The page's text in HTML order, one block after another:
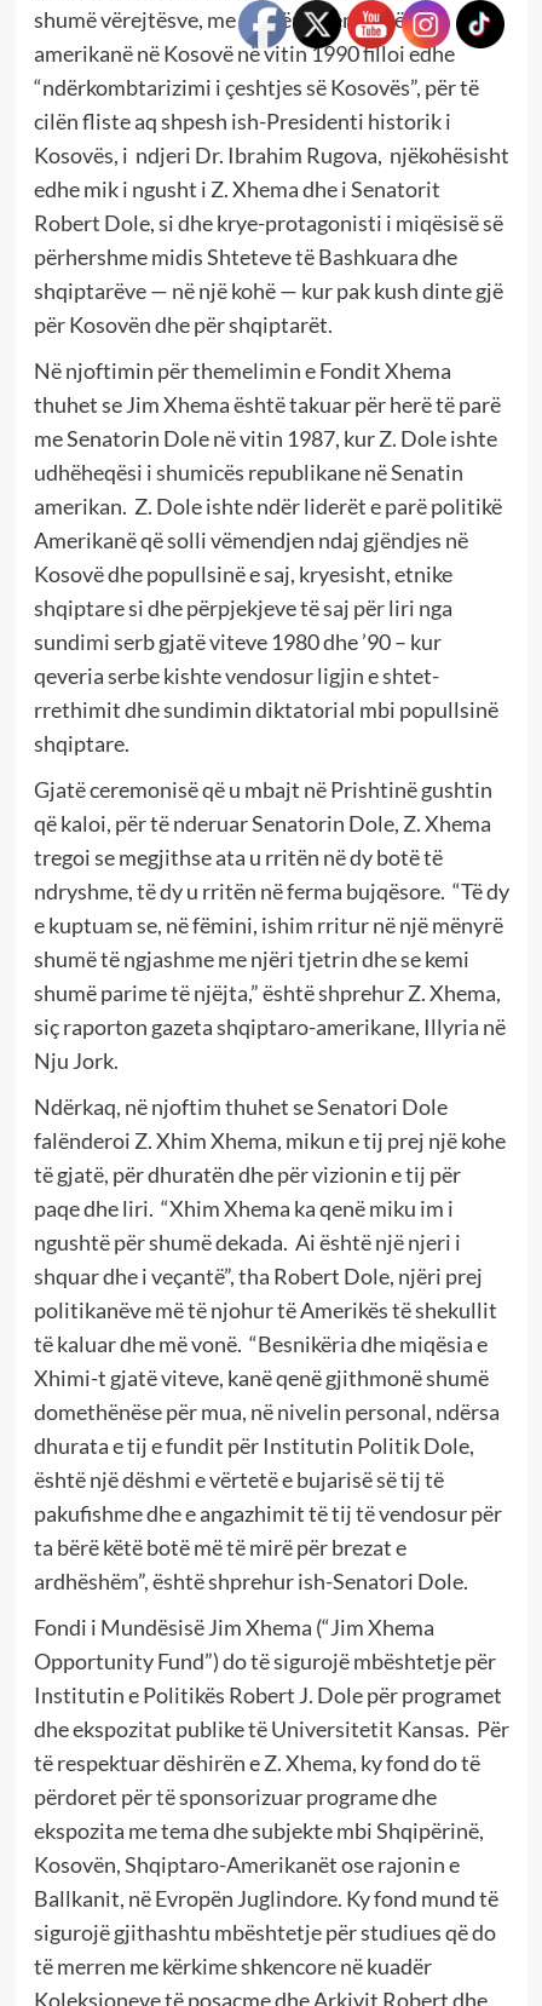
shumë vërejtësve, me vizitën e senatorëve
amerikanë në Kosovë në vitin 1990 filloi edhe
“ndërkombtarizimi i çeshtjes së Kosovës”, për të
cilën fliste aq shpesh ish-Presidenti historik i
Kosovës, i ndjeri Dr. Ibrahim Rugova, njëkohësisht
edhe mik i ngusht i Z. Xhema dhe i Senatorit
Robert Dole, si dhe krye-protagonisti i miqësisë së
përhershme midis Shteteve të Bashkuara dhe
shqiptarëve — në një kohë — kur pak kush dinte gjë
për Kosovën dhe për shqiptarët.
Në njoftimin për themelimin e Fondit Xhema
thuhet se Jim Xhema është takuar për herë të parë
me Senatorin Dole në vitin 1987, kur Z. Dole ishte
udhëheqësi i shumicës republikane në Senatin
amerikan. Z. Dole ishte ndër liderët e parë politikë
Amerikanë që solli vëmendjen ndaj gjëndjes në
Kosovë dhe popullsinë e saj, kryesisht, etnike
shqiptare si dhe përpjekjeve të saj për liri nga
sundimi serb gjatë viteve 1980 dhe ’90 – kur
qeveria serbe kishte vendosur ligjin e shtet-
rrethimit dhe sundimin diktatorial mbi popullsinë
shqiptare.
Gjatë ceremonisë që u mbajt në Prishtinë gushtin
që kaloi, për të nderuar Senatorin Dole, Z. Xhema
tregoi se megjithse ata u rritën në dy botë të
ndryshme, të dy u rritën në ferma bujqësore. “Të dy
e kuptuam se, në fëmini, ishim rritur në një mënyrë
shumë të ngjashme me njëri tjetrin dhe se kemi
shumë parime të njëjta,” është shprehur Z. Xhema,
siç raporton gazeta shqiptaro-amerikane, Illyria në
Nju Jork.
Ndërkaq, në njoftim thuhet se Senatori Dole
falënderoi Z. Xhim Xhema, mikun e tij prej një kohe
të gjatë, për dhuratën dhe për vizionin e tij për
paqe dhe liri. “Xhim Xhema ka qenë miku im i
ngushtë për shumë dekada. Ai është një njeri i
shquar dhe i veçantë”, tha Robert Dole, njëri prej
politikanëve më të njohur të Amerikës të shekullit
të kaluar dhe më vonë. “Besnikëria dhe miqësia e
Xhimi-t gjatë viteve, kanë qenë gjithmonë shumë
domethënëse për mua, në nivelin personal, ndërsa
dhurata e tij e fundit për Institutin Politik Dole,
është një dëshmi e vërtetë e bujarisë së tij të
pakufishme dhe e angazhimit të tij të vendosur për
ta bërë këtë botë më të mirë për brezat e
ardhëshëm”, është shprehur ish-Senatori Dole.
Fondi i Mundësisë Jim Xhema (“Jim Xhema
Opportunity Fund”) do të sigurojë mbështetje për
Institutin e Politikës Robert J. Dole për programet
dhe ekspozitat publike të Universitetit Kansas. Për
të respektuar dëshirën e Z. Xhema, ky fond do të
përdoret për të sponsorizuar programe dhe
ekspozita me tema dhe subjekte mbi Shqipërinë,
Kosovën, Shqiptaro-Amerikanët ose rajonin e
Ballkanit, në Evropën Juglindore. Ky fond mund të
sigurojë gjithashtu mbështetje për studiues që do
të merren me kërkime shkencore në kuadër
Koleksioneve të posaçme dhe Arkivit Robert dhe